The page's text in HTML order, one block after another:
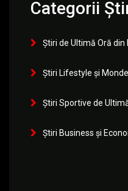
Categorii
Știri de Ultimă Oră din
Știri Lifestyle și
Știri Sportive de
Știri Business și